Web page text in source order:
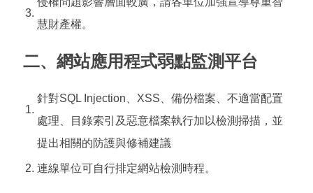
3.
慧財產權。
二、 網站應用程式弱點監測平台
1.
針對SQL Injection、XSS、備份檔案、不適當配置
處理、目錄索引及惡意檔案執行加以檢測掃描，並
提出相關的防護與修補建議
2. 連線單位可自行排定網站檢測時程。